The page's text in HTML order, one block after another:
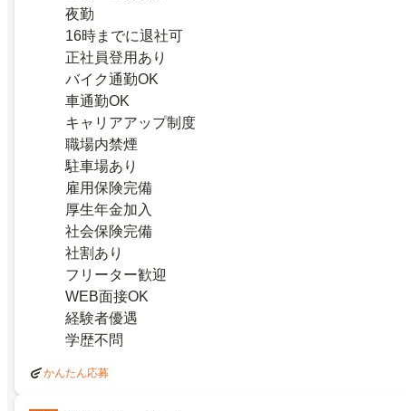
夜勤
16時までに退社可
正社員登用あり
バイク通勤OK
車通勤OK
キャリアアップ制度
職場内禁煙
駐車場あり
雇用保険完備
厚生年金加入
社会保険完備
社割あり
フリーター歓迎
WEB面接OK
経験者優遇
学歴不問
かんたん応募